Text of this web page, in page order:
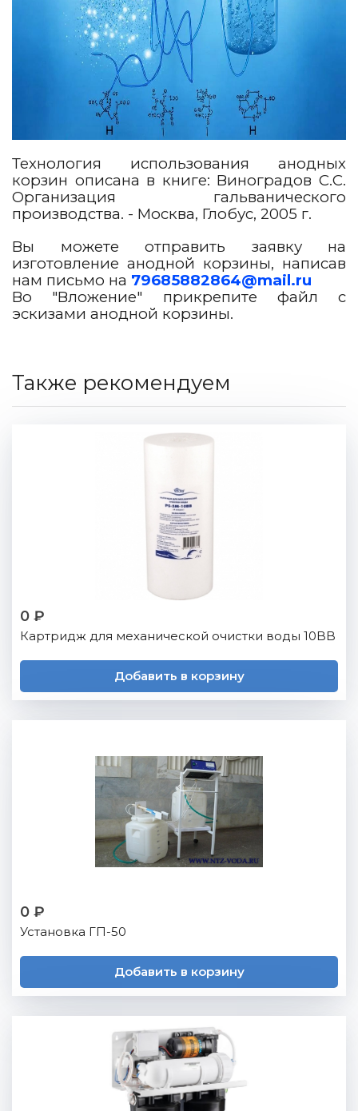
Технология использования анодных
корзин описана в книге: Виноградов С.С.
Организация гальванического
производства. - Москва, Глобус, 2005 г.
Вы можете отправить заявку на
изготовление анодной корзины, написав
нам письмо на 79685882864@mail.ru
Во "Вложение" прикрепите файл с
эскизами анодной корзины.
Также рекомендуем
0 ₽
Картридж для механической очистки воды 10BB
Добавить в корзину
0 ₽
Установка ГП-50
Добавить в корзину